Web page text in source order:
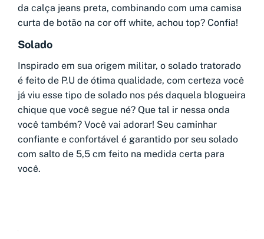
da calça jeans preta, combinando com uma camisa
curta de botão na cor off white, achou top? Confia!
Solado
Inspirado em sua origem militar, o solado tratorado
é feito de P.U de ótima qualidade, com certeza você
já viu esse tipo de solado nos pés daquela blogueira
chique que você segue né? Que tal ir nessa onda
você também? Você vai adorar! Seu caminhar
confiante e confortável é garantido por seu solado
com salto de 5,5 cm feito na medida certa para
você.